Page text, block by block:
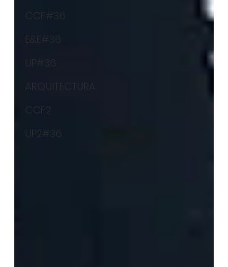
CCF#36
E&E#36
UP#36
ARQUITECTURA
CCF2
UP2#36